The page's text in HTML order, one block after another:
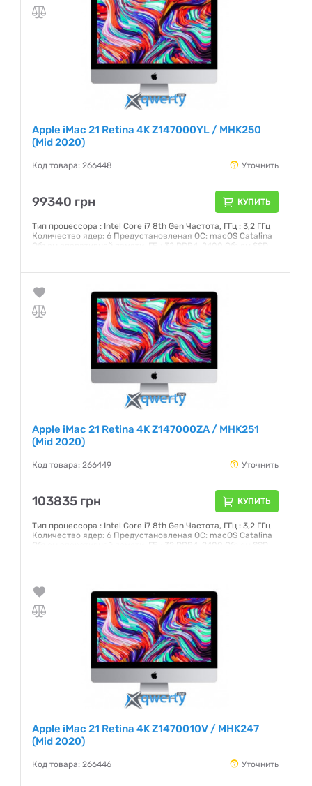
Гарантия: 12 месяцев
Apple iMac 21 Retina 4K Z147000YL / MHK250
(Mid 2020)
Код товара: 266448 Уточнить
99340 грн КУПИТЬ
Тип процессора : Intel Core i7 8th Gen Частота, ГГц : 3,2 ГГц
Количество ядер: 6 Предустановленая ОС: macOS Catalina
Объем оперативной памяти, ГБ : 32 DDR4-2400 Объем SSD,
C), 4xUSB 3.0, Head-Out Экран: 21,5 (4096x2304) IPS
Сенсорный: нет
Гарантия: 12 месяцев
Apple iMac 21 Retina 4K Z147000ZA / MHK251
(Mid 2020)
Код товара: 266449 Уточнить
103835 грн КУПИТЬ
Тип процессора : Intel Core i7 8th Gen Частота, ГГц : 3,2 ГГц
Количество ядер: 6 Предустановленая ОС: macOS Catalina
Объем оперативной памяти, ГБ : 32 DDR4-2400 Объем SSD,
C), 4xUSB 3.0, Head-Out Экран: 21,5 (4096x2304) IPS
Сенсорный: нет
Гарантия: 12 месяцев
Apple iMac 21 Retina 4K Z1470010V / MHK247
(Mid 2020)
Код товара: 266446 Уточнить